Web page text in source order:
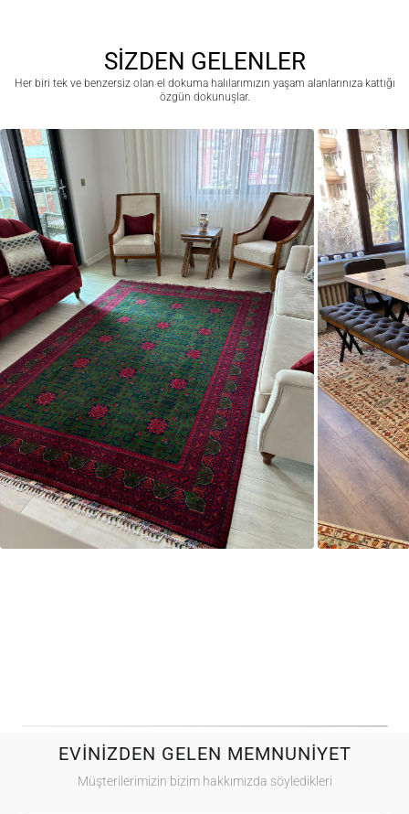
SİZDEN GELENLER
Her biri tek ve benzersiz olan el dokuma halılarımızın yaşam alanlarınıza kattığı
özgün dokunuşlar.
EVINIZDEN GELEN MEMNUNIYET
Müşterilerimizin bizim hakkımızda söyledikleri